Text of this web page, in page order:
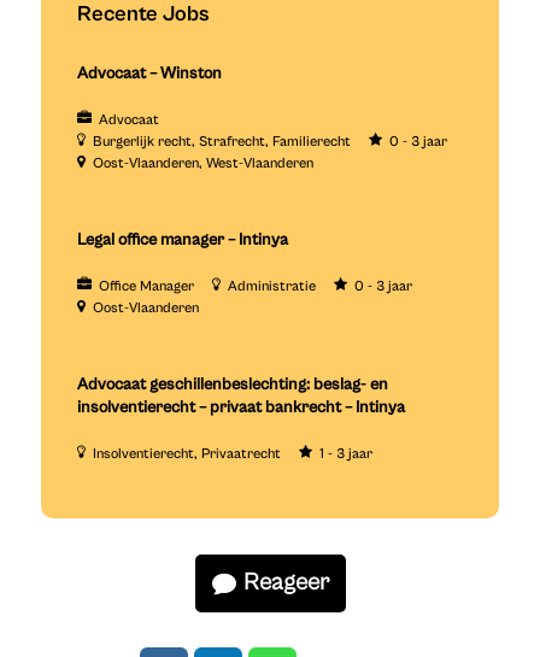
Recente Jobs
Advocaat – Winston
Advocaat
Burgerlijk recht Strafrecht Familierecht
0 - 3 jaar
Oost-Vlaanderen West-Vlaanderen
Legal office manager – Intinya
Office Manager Administratie
0 - 3 jaar
Oost-Vlaanderen
Advocaat geschillenbeslechting: beslag- en
insolventierecht – privaat bankrecht – Intinya
Insolventierecht Privaatrecht 1 - 3 jaar
Reageer